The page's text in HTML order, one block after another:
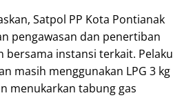
Satpol PP Kota Pontianak
pengawasan dan penertiban
bersama instansi terkait. Pelaku
masih menggunakan LPG 3 kg
menukarkan tabung gas